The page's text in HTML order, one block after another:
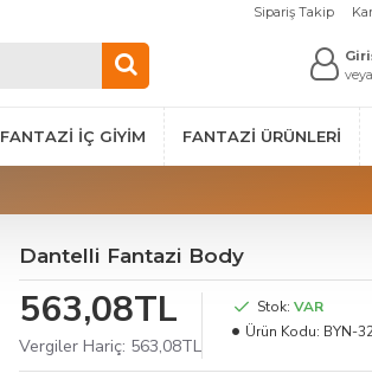
Sipariş Takip
FANTAZI İÇ GIYIM FANTAZI ÜRÜNLERI
Dantelli Fantazi Body
563,08TL
Vergiler Hariç: 563,08TL
Stok: VAR
Ürün Kodu: BYN-